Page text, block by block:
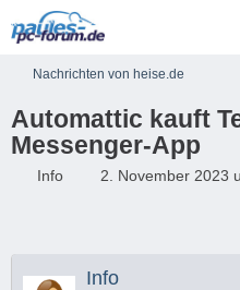
Nachrichten von heise.de
Automattic kauft
Messenger-App
Info 2. November 2023
Info